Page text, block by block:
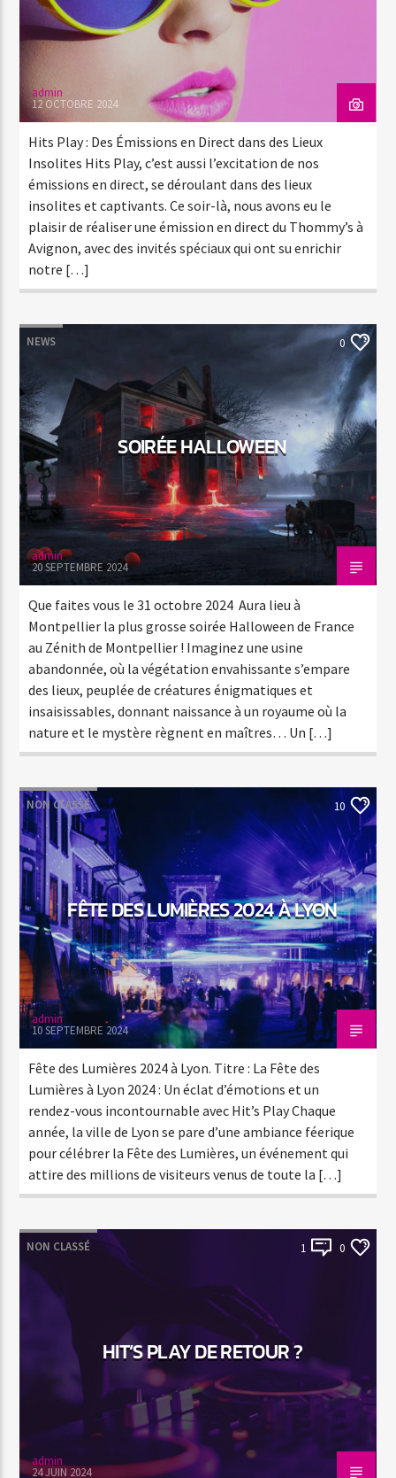
admin
12 OCTOBRE 2024
Hits Play : Des Émissions en Direct dans des Lieux
Insolites Hits Play, c’est aussi l’excitation de nos
émissions en direct, se déroulant dans des lieux
insolites et captivants. Ce soir-là, nous avons eu le
plaisir de réaliser une émission en direct du Thommy’s à
Avignon, avec des invités spéciaux qui ont su enrichir
notre […]
NEWS 0
SOIRÉE HALLOWEEN
admin
20 SEPTEMBRE 2024
Que faites vous le 31 octobre 2024 Aura lieu à
Montpellier la plus grosse soirée Halloween de France
au Zénith de Montpellier ! Imaginez une usine
abandonnée, où la végétation envahissante s’empare
des lieux, peuplée de créatures énigmatiques et
insaisissables, donnant naissance à un royaume où la
nature et le mystère règnent en maîtres… Un […]
NON CLASSÉ 10
FÊTE DES LUMIÈRES 2024 À LYON
admin
10 SEPTEMBRE 2024
Fête des Lumières 2024 à Lyon. Titre : La Fête des
Lumières à Lyon 2024 : Un éclat d’émotions et un
rendez-vous incontournable avec Hit’s Play Chaque
année, la ville de Lyon se pare d’une ambiance féerique
pour célébrer la Fête des Lumières, un événement qui
attire des millions de visiteurs venus de toute la […]
NON CLASSÉ 1 0
HIT’S PLAY DE RETOUR ?
admin
24 JUIN 2024